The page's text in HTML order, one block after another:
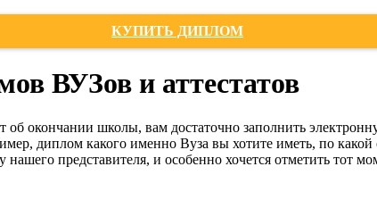
КУПИТЬ ДИПЛОМ
ВУЗов и аттестатов
об окончании школы, вам достаточно заполнить
диплом какого именно Вуза вы хотите иметь, по какой
представителя, и особенно хочется отметить тот